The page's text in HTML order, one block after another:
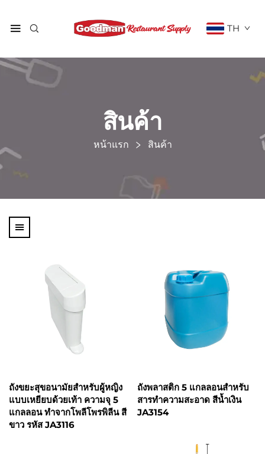
TH
สินค้า
หน้าแรก สินค้า
ถังขยะสุขอนามัยสำหรับผู้หญิง
แบบเหยียบด้วยเท้า ความจุ 5
แกลลอน ทำจากโพลีโพรพิลีน สี
ขาว รหัส JA3116
ถังพลาสติก 5 แกลลอนสำหรับ
สารทำความสะอาด สีน้ำเงิน
JA3154